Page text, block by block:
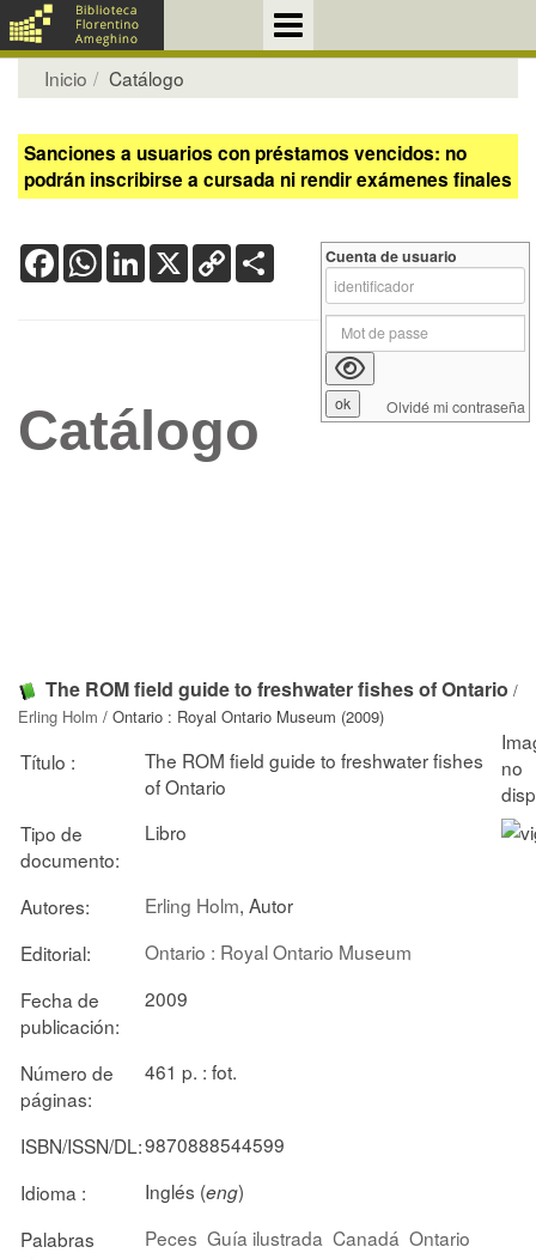
Inicio Catálogo
Sanciones a usuarios con préstamos vencidos: no
podrán inscribirse a cursada ni rendir exámenes finales
FacebookWhatsApp
LinkedIn
X Copy
Link
Catálogo
The ROM field guide to freshwater fishes of Ontario /
Erling Holm / Ontario : Royal Ontario Museum (2009)
Título :
The ROM field guide to freshwater fishes
of Ontario
Tipo de
documento:
Libro
Autores: Erling Holm, Autor
Editorial:
Ontario : Royal Ontario Museum
Fecha de
publicación:
2009
Número de
páginas:
461 p. : fot.
ISBN/ISSN/DL:9870888544599
Idioma :
Inglés (eng)
Palabras
Peces Guía ilustrada Canadá Ontario
Cuenta de usuario
Olvidé mi contraseña